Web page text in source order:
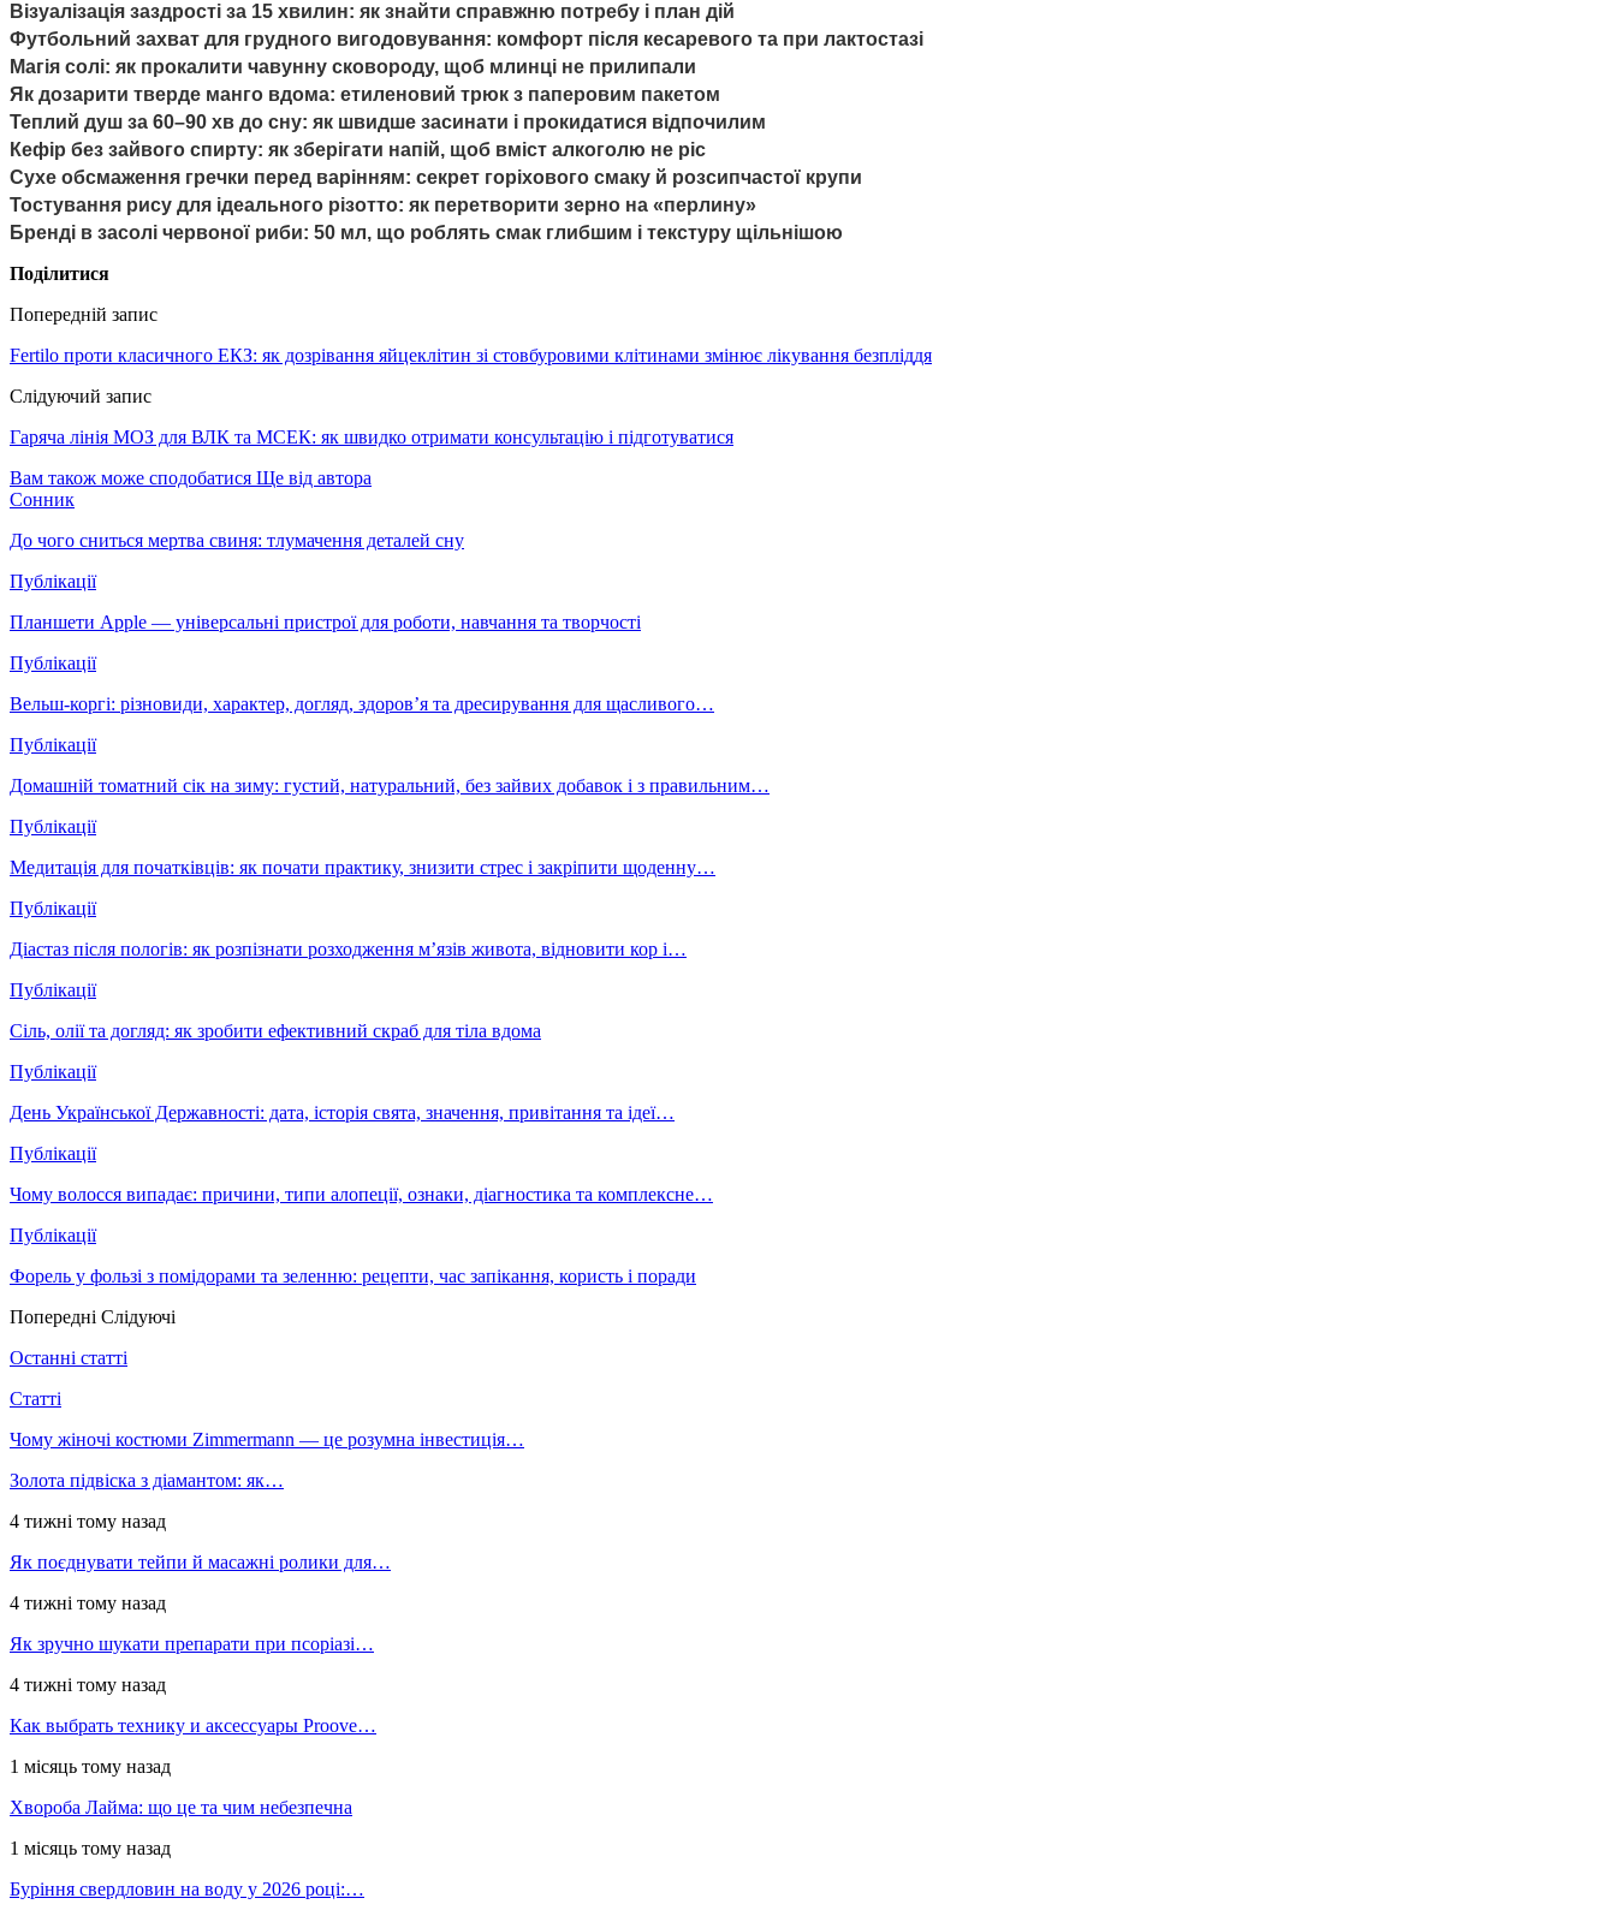
Візуалізація заздрості за 15 хвилин: як знайти справжню потребу і план дій
Футбольний захват для грудного вигодовування: комфорт після кесаревого та при лактостазі
Магія солі: як прокалити чавунну сковороду, щоб млинці не прилипали
Як дозарити тверде манго вдома: етиленовий трюк з паперовим пакетом
Теплий душ за 60–90 хв до сну: як швидше засинати і прокидатися відпочилим
Кефір без зайвого спирту: як зберігати напій, щоб вміст алкоголю не ріс
Сухе обсмаження гречки перед варінням: секрет горіхового смаку й розсипчастої крупи
Тостування рису для ідеального різотто: як перетворити зерно на «перлину»
Бренді в засолі червоної риби: 50 мл, що роблять смак глибшим і текстуру щільнішою
Поділитися
Попередній запис
Fertilo проти класичного ЕКЗ: як дозрівання яйцеклітин зі стовбуровими клітинами змінює лікування безпліддя
Слідуючий запис
Гаряча лінія МОЗ для ВЛК та МСЕК: як швидко отримати консультацію і підготуватися
Вам також може сподобатися Ще від автора
Сонник
До чого сниться мертва свиня: тлумачення деталей сну
Публікації
Планшети Apple — універсальні пристрої для роботи, навчання та творчості
Публікації
Вельш-коргі: різновиди, характер, догляд, здоров’я та дресирування для щасливого…
Публікації
Домашній томатний сік на зиму: густий, натуральний, без зайвих добавок і з правильним…
Публікації
Медитація для початківців: як почати практику, знизити стрес і закріпити щоденну…
Публікації
Діастаз після пологів: як розпізнати розходження м’язів живота, відновити кор і…
Публікації
Сіль, олії та догляд: як зробити ефективний скраб для тіла вдома
Публікації
День Української Державності: дата, історія свята, значення, привітання та ідеї…
Публікації
Чому волосся випадає: причини, типи алопеції, ознаки, діагностика та комплексне…
Публікації
Форель у фользі з помідорами та зеленню: рецепти, час запікання, користь і поради
Попередні Слідуючі
Останні статті
Статті
Чому жіночі костюми Zimmermann — це розумна інвестиція…
Золота підвіска з діамантом: як…
4 тижні тому назад
Як поєднувати тейпи й масажні ролики для…
4 тижні тому назад
Як зручно шукати препарати при псоріазі…
4 тижні тому назад
Как выбрать технику и аксессуары Proove…
1 місяць тому назад
Хвороба Лайма: що це та чим небезпечна
1 місяць тому назад
Буріння свердловин на воду у 2026 році:…